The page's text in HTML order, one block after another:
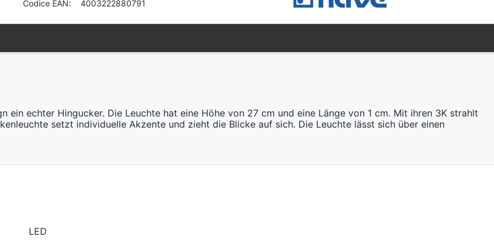
Codice EAN:
4003222880791
ein echter Hingucker. Die Leuchte hat eine Höhe von 27 cm und eine Länge von 1 cm. Mit ihren 3K strahlt
setzt individuelle Akzente und zieht die Blicke auf sich. Die Leuchte lässt sich über einen
LED